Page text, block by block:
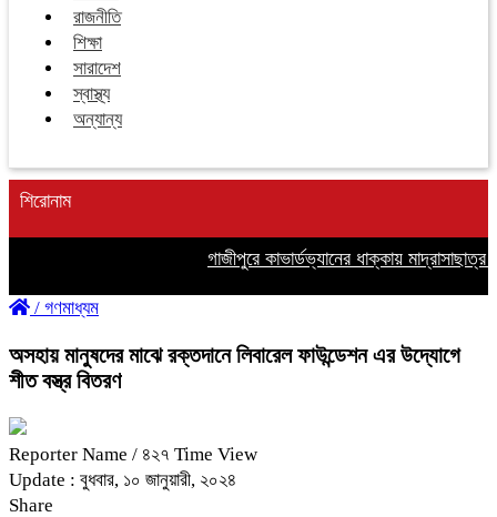
রাজনীতি
শিক্ষা
সারাদেশ
স্বাস্থ্য
অন্যান্য
শিরোনাম
গাজীপুরে কাভার্ডভ্যানের ধাক্কায়
/ গণমাধ্যম
অসহায় মানুষদের মাঝে রক্তদানে লিবারেল ফাউন্ডেশন এর উদ্যোগে
শীত বস্ত্র বিতরণ
Reporter Name / ৪২৭ Time View
Update : বুধবার, ১০ জানুয়ারী, ২০২৪
Share